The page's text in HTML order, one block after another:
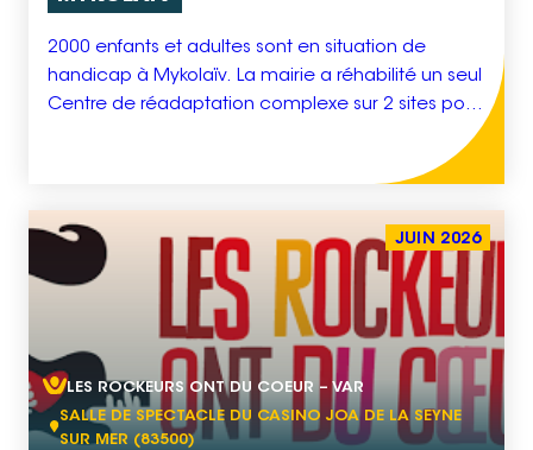
2000 enfants et adultes sont en situation de
handicap à Mykolaïv. La mairie a réhabilité un seul
Centre de réadaptation complexe sur 2 sites pour
une capacité d’accueil totale de 70 enfants et 25
adultes (18 ans & plus). Le centre apporte son
JUIN 2026
LES ROCKEURS ONT DU COEUR – VAR
SALLE DE SPECTACLE DU CASINO JOA DE LA SEYNE
SUR MER (83500)